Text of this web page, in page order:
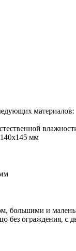
материалов:
мм
большими и
без ограждения,